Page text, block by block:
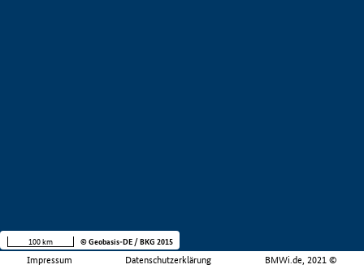
Impressum Datenschutzerklärung BMWi.de, 2021 ©
100 km © Geobasis-DE / BKG 2015